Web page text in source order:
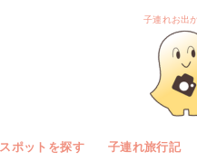
子連れお出
ポットを探す 子連れ旅行記